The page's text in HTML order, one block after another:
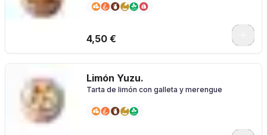
4,50 €
Limón Yuzu.
Tarta de limón con galleta y merengue